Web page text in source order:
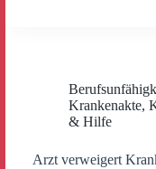
Krankenakte,
& Hilfe
Arzt verweigert